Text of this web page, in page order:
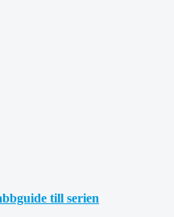
till serien